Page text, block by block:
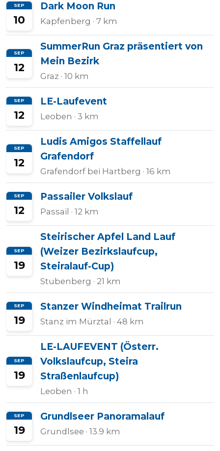
SEP
10
Dark Moon Run
Kapfenberg · 7 km
SEP
12
SummerRun Graz präsentiert von
Mein Bezirk
Graz · 10 km
SEP
12
LE-Laufevent
Leoben · 3 km
SEP
12
Ludis Amigos Staffellauf
Grafendorf
Grafendorf bei Hartberg · 16 km
SEP
12
Passailer Volkslauf
Passail · 12 km
SEP
19
Steirischer Apfel Land Lauf
(Weizer Bezirkslaufcup,
Steiralauf-Cup)
Stubenberg · 21 km
SEP
19
Stanzer Windheimat Trailrun
Stanz im Mürztal · 48 km
SEP
19
LE-LAUFEVENT (Österr.
Volkslaufcup, Steira
Straßenlaufcup)
Leoben · 1 h
SEP
19
Grundlseer Panoramalauf
Grundlsee · 13.9 km